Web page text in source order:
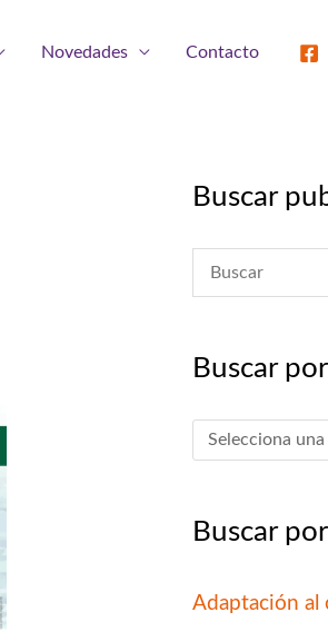
Novedades Contacto
Buscar
Buscar
Buscar
Adaptación al